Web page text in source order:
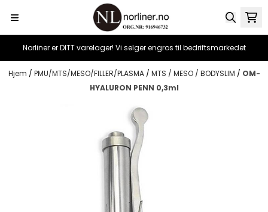
Hopp til innhold
Norliner er DITT varelager! Vi selger engros til bedriftsmarkedet
Hjem / PMU/MTS/MESO/FILLER/PLASMA / MTS / MESO / BODYSLIM / OM-
HYALURON PENN 0,3ml